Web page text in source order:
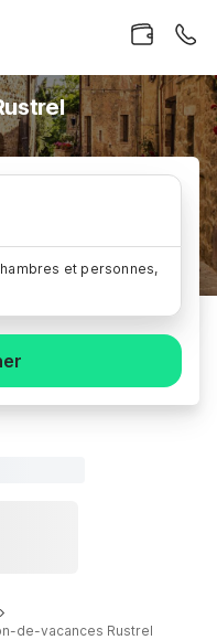
et personnes,
de-vacances Rustrel